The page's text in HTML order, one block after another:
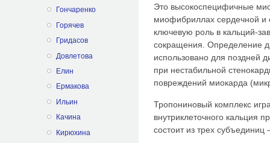
Гончаренко
Горячев
Гридасов
Довлетова
Елин
Ермакова
Ильин
Качина
Кирюхина
Это высокоспецифичные
миофибриллах сердечной и
ключевую роль в кальций-
сокращения. Определение
использовано для поздней
при нестабильной
повреждений миокарда
Тропониновый комплекс
внутриклеточного кальция
состоит из трех